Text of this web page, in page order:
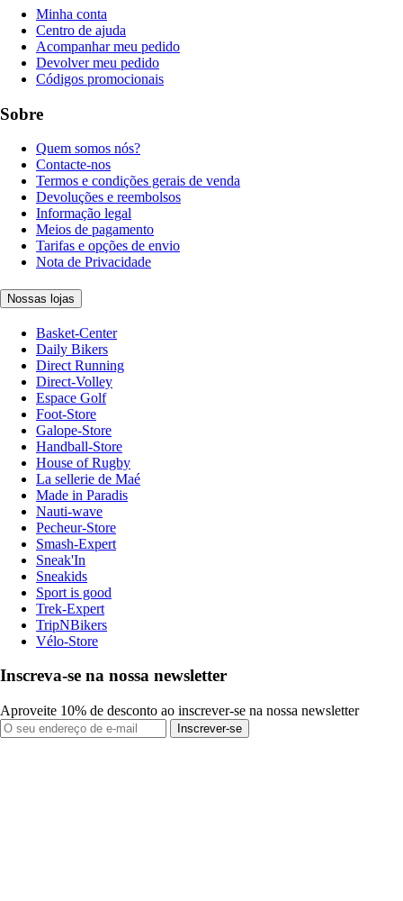
Minha conta
Centro de ajuda
Acompanhar meu pedido
Devolver meu pedido
Códigos promocionais
Sobre
Quem somos nós?
Contacte-nos
Termos e condições gerais de venda
Devoluções e reembolsos
Informação legal
Meios de pagamento
Tarifas e opções de envio
Nota de Privacidade
Nossas lojas
Basket-Center
Daily Bikers
Direct Running
Direct-Volley
Espace Golf
Foot-Store
Galope-Store
Handball-Store
House of Rugby
La sellerie de Maé
Made in Paradis
Nauti-wave
Pecheur-Store
Smash-Expert
Sneak'In
Sneakids
Sport is good
Trek-Expert
TripNBikers
Vélo-Store
Inscreva-se na nossa newsletter
Aproveite 10% de desconto ao inscrever-se na nossa newsletter
Inscrever-se